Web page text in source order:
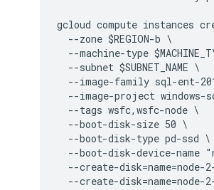
gcloud compute instances
  --zone $REGION-b \
--machine-type
  --subnet $SUBNET_NAME \
--image-family sql-ent-
--image-project windows-
  --tags wsfc,wsfc-node \
  --boot-disk-size 50 \
  --boot-disk-type pd-ssd \
--boot-disk-device-name
--create-disk=name=node-
--create-disk=name=node-